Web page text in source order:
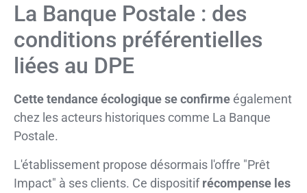
La Banque Postale : des
conditions préférentielles
liées au DPE
Cette tendance écologique se confirmeégalement
chez les acteurs historiques comme La Banque
Postale.
L'établissement propose désormais l'offre "Prêt
Impact" à ses clients. Ce dispositifrécompense les